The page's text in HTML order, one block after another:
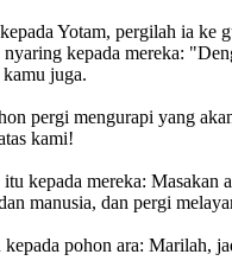
Yotam, pergilah ia ke
nyaring kepada mereka:
juga.
pergi mengurapi yang
kami!
kepada mereka:
manusia, dan pergi
pohon ara: Marilah,